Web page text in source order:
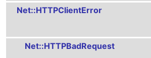
Net::HTTPClientError
Net::HTTPBadRequest